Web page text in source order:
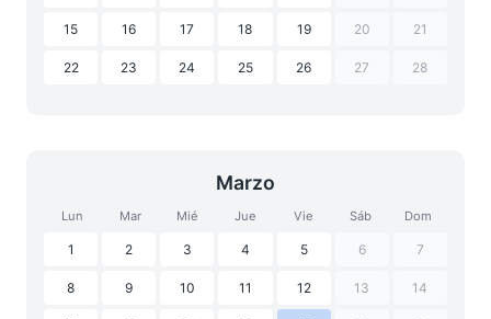
15 16 17 18 19 20 21
22 23 24 25 26 27 28
Marzo
Lun Mar Mié Jue Vie Sáb Dom
1 2 3 4 5 6 7
8 9 10 11 12 13 14